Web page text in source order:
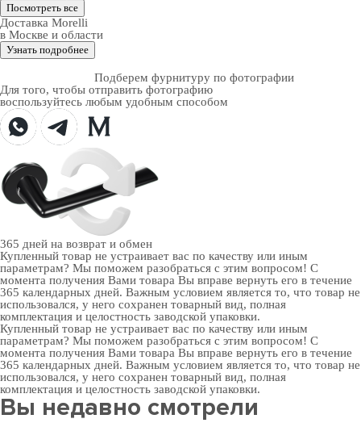
Посмотреть все
Доставка Morelli
в Москве и области
Узнать подробнее
Подберем фурнитуру по фотографии
Для того, чтобы отправить фотографию
воспользуйтесь любым удобным способом
365 дней на возврат и обмен
Купленный товар не устраивает вас по качеству или иным
параметрам? Мы поможем разобраться с этим вопросом! С
момента получения Вами товара Вы вправе вернуть его в течение
365 календарных дней. Важным условием является то, что товар не
использовался, у него сохранен товарный вид, полная
комплектация и целостность заводской упаковки.
Купленный товар не устраивает вас по качеству или иным
параметрам? Мы поможем разобраться с этим вопросом! С
момента получения Вами товара Вы вправе вернуть его в течение
365 календарных дней. Важным условием является то, что товар не
использовался, у него сохранен товарный вид, полная
комплектация и целостность заводской упаковки.
Вы недавно смотрели